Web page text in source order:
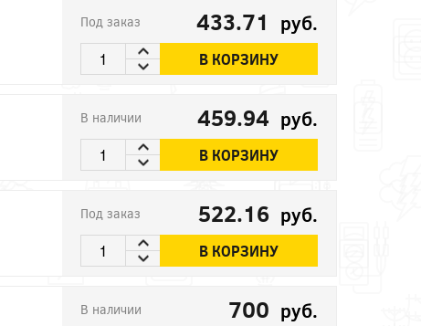
Под заказ 433.71 руб.
В КОРЗИНУ
В наличии 459.94 руб.
В КОРЗИНУ
Под заказ 522.16 руб.
В КОРЗИНУ
В наличии 700 руб.